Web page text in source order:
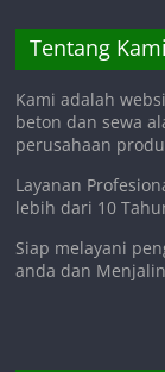
Tentang Kami
Kami adalah
beton dan sewa
perusahaan
Layanan
lebih dari 10
Siap melayani
anda dan